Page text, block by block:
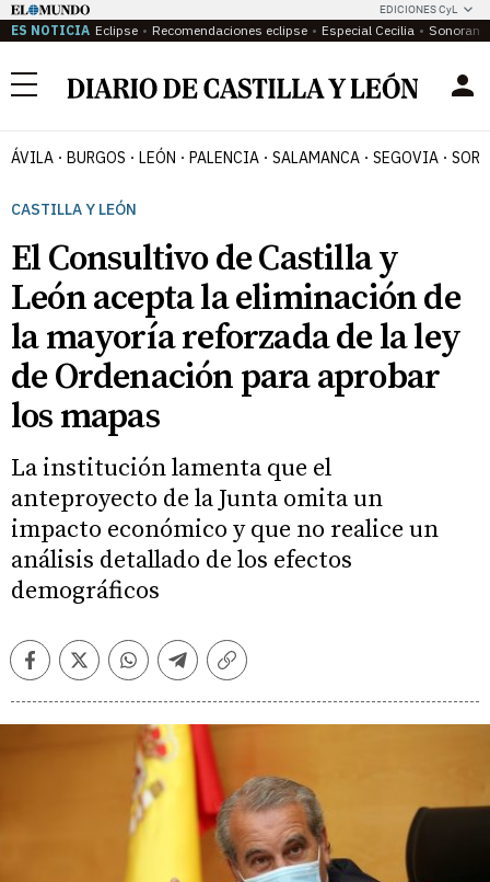
EDICIONES CyL
ES NOTICIA Eclipse Recomendaciones eclipse Especial Cecilia
Menú
ÁVILA BURGOS LEÓN PALENCIA SALAMANCA SEGOVIA
CASTILLA Y LEÓN
El Consultivo de Castilla y
León acepta la eliminación de
la mayoría reforzada de la ley
de Ordenación para aprobar
los mapas
La institución lamenta que el
anteproyecto de la Junta omita un
impacto económico y que no realice un
análisis detallado de los efectos
demográficos
FacebookTwitterWhatsappTelegramCopiar